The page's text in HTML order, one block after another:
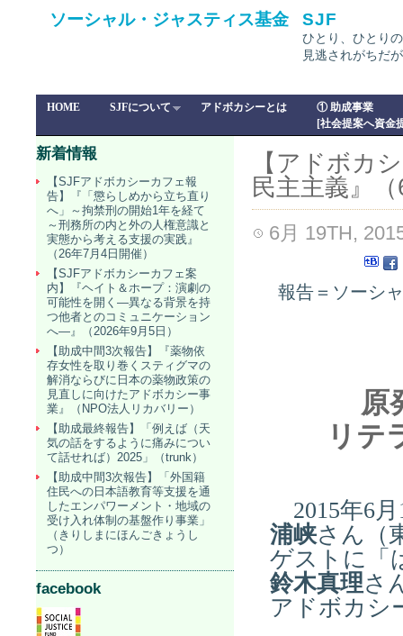
ソーシャル・ジャスティス基金 SJF
ひとり、ひとり
見逃されがちだ
HOME SJFについて アドボカシーとは
① 助成事業
[社会提案へ資金
【アドボカ
民主主義』
6月 19TH,
報告＝ソーシ
原
リテ
2015年6月
浦峡さん（
ゲストに「
鈴木真理さ
アドボカシ
新着情報
【SJFアドボカシーカフェ報
告】『「懲らしめから立ち直り
へ」～拘禁刑の開始1年を経て
～刑務所の内と外の人権意識と
実態から考える支援の実践』
（26年7月4日開催）
【SJFアドボカシーカフェ案
内】『ヘイト＆ホープ：演劇の
可能性を開く―異なる背景を持
つ他者とのコミュニケーション
へ―』（2026年9月5日）
【助成中間3次報告】『薬物依
存女性を取り巻くスティグマの
解消ならびに日本の薬物政策の
見直しに向けたアドボカシー事
業』（NPO法人リカバリー）
【助成最終報告】「例えば（天
気の話をするように痛みについ
て話せれば）2025」（trunk）
【助成中間3次報告】「外国籍
住民への日本語教育等支援を通
したエンパワーメント・地域の
受け入れ体制の基盤作り事業」
（きりしまにほんごきょうし
つ）
facebook